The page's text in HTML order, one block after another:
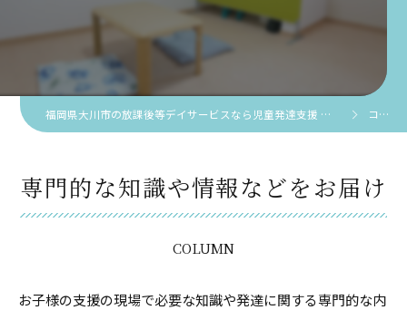
福岡県大川市の放課後等デイサービスなら児童発達支援 放課後等デイサービス 創芽 to 言葉。 コラム
専門的な知識や情報などをお届け
COLUMN
お子様の支援の現場で必要な知識や発達に関する専門的な内